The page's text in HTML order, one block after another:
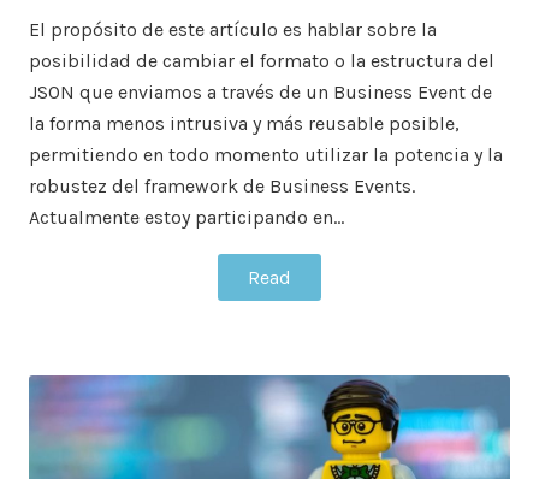
El propósito de este artículo es hablar sobre la
posibilidad de cambiar el formato o la estructura del
JSON que enviamos a través de un Business Event de
la forma menos intrusiva y más reusable posible,
permitiendo en todo momento utilizar la potencia y la
robustez del framework de Business Events.
Actualmente estoy participando en…
Read